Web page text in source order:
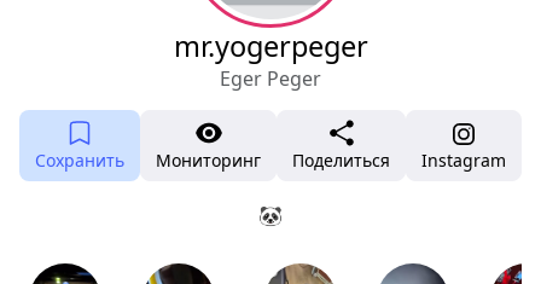
mr.yogerpeger
Eger Peger
Сохранить Мониторинг Поделиться Instagram
🐼